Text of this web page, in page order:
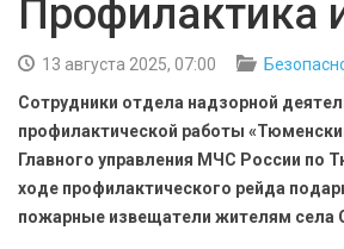
БЕЗОПАСНОСТЬ
СПОРТ
АРХИВ PDF
Профилактика
13 августа 2025, 07:00
Сотрудники отдела надзорной
профилактической работы
Главного управления МЧС России по
ходе профилактического рейда
пожарные извещатели жителям села